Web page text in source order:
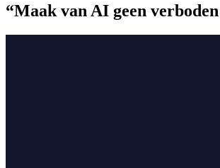
“Maak van AI geen